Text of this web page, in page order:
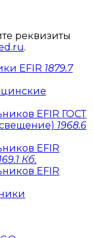
реквизиты
.
EFIR 1879.7
EFIR ГОСТ
1968.6
EFIR
Кб.
EFIR